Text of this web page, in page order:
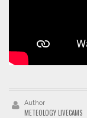
Author
METEOLOGY LIVECAMS